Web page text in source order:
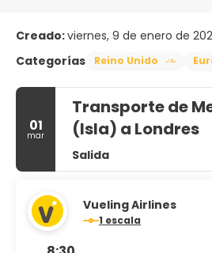
Creado:viernes, 9 de enero de
Categorías
Reino Unido
01
mar
Transporte de
(Isla) a Londres
Salida
Vueling Airlines
1 escala